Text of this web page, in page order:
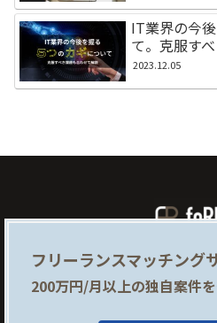
IT業界の今
て。克服す
2023.12.05
foRProとは
提携サイト
フリーランスマッチング
200万円/月以上の独自案件